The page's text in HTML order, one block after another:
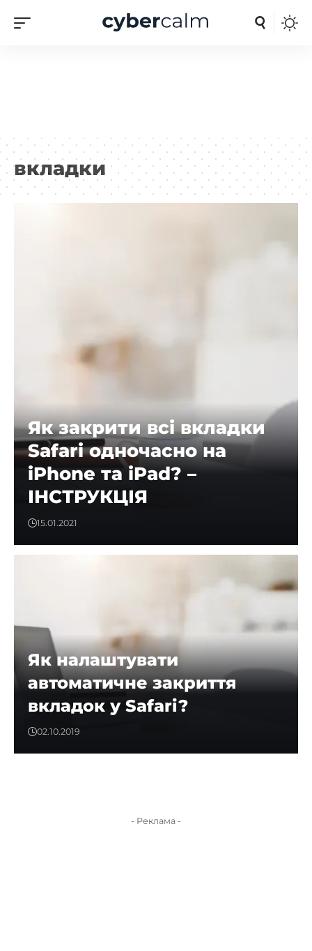
вкладки
Як закрити всі вкладки
Safari одночасно на
iPhone та iPad? –
ІНСТРУКЦІЯ
15.01.2021
Як налаштувати
автоматичне закриття
вкладок у Safari?
02.10.2019
- Реклама -